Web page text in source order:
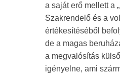
a saját erő mellett a
Szakrendelő és a
értékesítéséből
de a magas
a megvalósítás
igényelne, ami